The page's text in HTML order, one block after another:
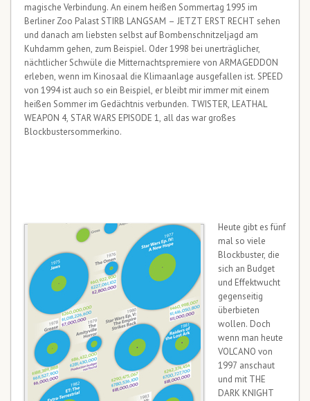
magische Verbindung. An einem heißen Sommertag 1995 im
Berliner Zoo Palast STIRB LANGSAM – JETZT ERST RECHT sehen
und danach am liebsten selbst auf Bombenschnitzeljagd am
Kuhdamm gehen, zum Beispiel. Oder 1998 bei unerträglicher,
nächtlicher Schwüle die Mitternachtspremiere von ARMAGEDDON
erleben, wenn im Kinosaal die Klimaanlage ausgefallen ist. SPEED
von 1994 ist auch so ein Beispiel, er bleibt mir immer mit einem
heißen Sommer im Gedächtnis verbunden. TWISTER, LEATHAL
WEAPON 4, STAR WARS EPISODE 1, all das war großes
Blockbustersommerkino.
Heute gibt es fünf
mal so viele
Blockbuster, die
sich an Budget
und Effektwucht
gegenseitig
überbieten
wollen. Doch
wenn man heute
VOLCANO von
1997 anschaut
und mit THE
DARK KNIGHT